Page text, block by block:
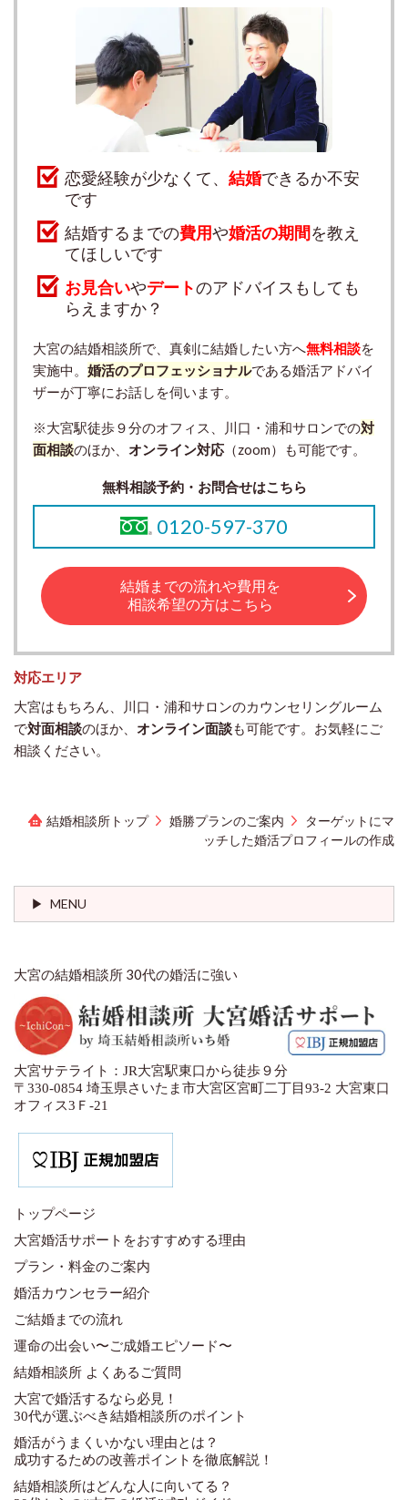
恋愛経験が少なくて、 結婚できるか不安
です
結婚するまでの費用や婚活の期間を教え
てほしいです
お見合いやデートのアドバイスもしても
らえますか？
大宮の結婚相談所で、真剣に結婚したい方へ無料相談を
実施中。 婚活のプロフェッショナルである婚活アドバイ
ザーが丁寧にお話しを伺います。
※大宮駅徒歩９分のオフィス、川口・浦和サロンでの対
面相談のほか、 オンライン対応（zoom）も可能です。
無料相談予約・お問合せはこちら
0120-597-370
結婚までの流れや費用を
相談希望の方はこちら
対応エリア
大宮はもちろん、川口・浦和サロンのカウンセリングルーム
で対面相談のほか、 オンライン面談も可能です。お気軽にご
相談ください。
結婚相談所トップ 婚勝プランのご案内
ターゲットにマ
ッチした婚活プロフィールの作成
MENU
大宮の結婚相談所 30代の婚活に強い
大宮サテライト：JR大宮駅東口から徒歩９分
〒330-0854 埼玉県さいたま市大宮区宮町二丁目93-2 大宮東口
オフィス3Ｆ-21
トップページ
大宮婚活サポートをおすすめする理由
プラン・料金のご案内
婚活カウンセラー紹介
ご結婚までの流れ
運命の出会い〜ご成婚エピソード〜
結婚相談所 よくあるご質問
大宮で婚活するなら必見！
30代が選ぶべき結婚相談所のポイント
婚活がうまくいかない理由とは？
成功するための改善ポイントを徹底解説！
結婚相談所はどんな人に向いてる？